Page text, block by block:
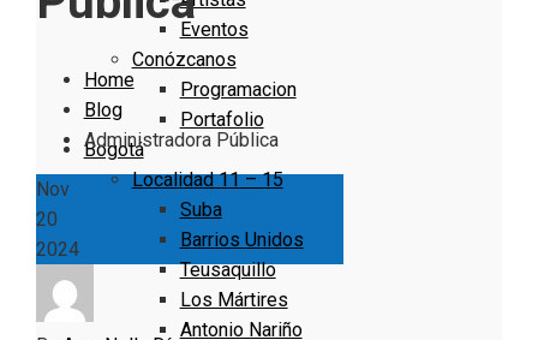
Eventos
Conózcanos
Programacion
Portafolio
Bogotá
Localidad 11 – 15
Suba
Barrios Unidos
Teusaquillo
Los Mártires
Antonio Nariño
Home
Blog
Administradora Pública
Nov
20
2024